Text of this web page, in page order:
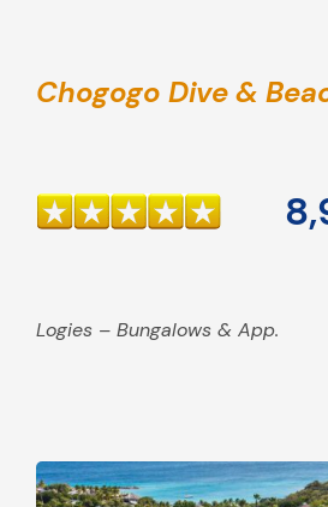
a
e
e
s
Chogogo Dive &
Logies – Bungalows & App.